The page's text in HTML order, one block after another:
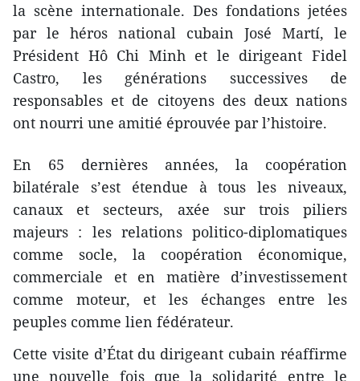
la scène internationale. Des fondations jetées
par le héros national cubain José Martí, le
Président Hô Chi Minh et le dirigeant Fidel
Castro, les générations successives de
responsables et de citoyens des deux nations
ont nourri une amitié éprouvée par l’histoire.
En 65 dernières années, la coopération
bilatérale s’est étendue à tous les niveaux,
canaux et secteurs, axée sur trois piliers
majeurs : les relations politico-diplomatiques
comme socle, la coopération économique,
commerciale et en matière d’investissement
comme moteur, et les échanges entre les
peuples comme lien fédérateur.
Cette visite d’État du dirigeant cubain réaffirme
une nouvelle fois que la solidarité entre le